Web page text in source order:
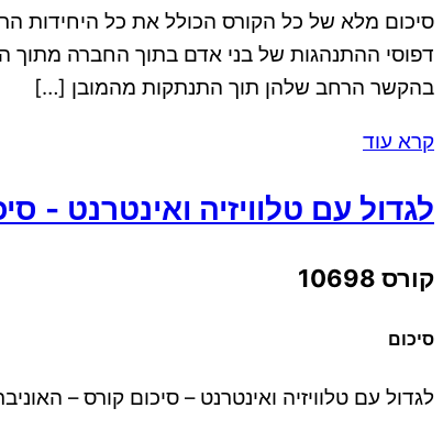
סיכום מלא של כל הקורס הכולל את כל היחידות
דפוסי ההתנהגות של בני אדם בתוך החברה מתוך
בהקשר הרחב שלהן תוך התנתקות מהמובן […]
קרא עוד
לגדול עם טלוויזיה ואינטרנט -
קורס 10698
סיכום
לגדול עם טלוויזיה ואינטרנט – סיכום קורס –